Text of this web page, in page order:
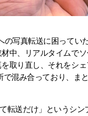
の写真転送に困ってい
中、リアルタイムで
取り直し、それをシ
で混み合っており、ま
転送だけ」というシ